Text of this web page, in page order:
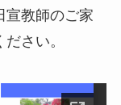
宣教師のご家
さい。